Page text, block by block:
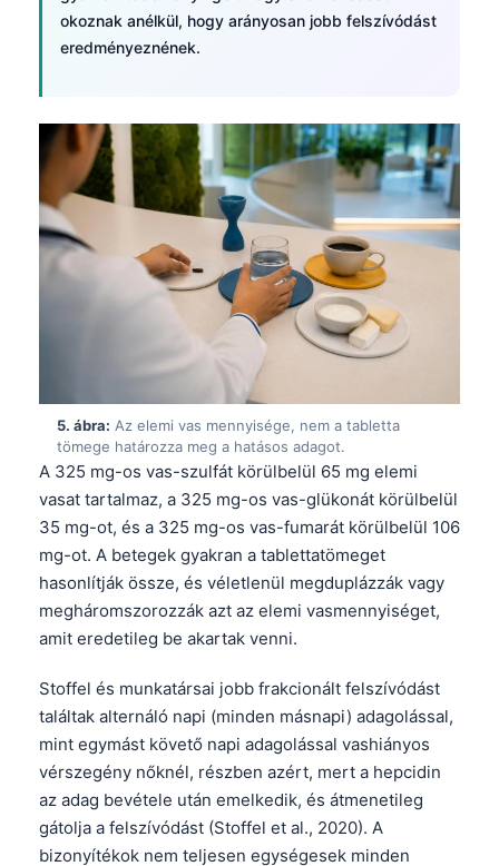
okoznak anélkül, hogy arányosan jobb felszívódást
eredményeznének.
5. ábra: Az elemi vas mennyisége, nem a tabletta
tömege határozza meg a hatásos adagot.
A 325 mg-os vas-szulfát körülbelül 65 mg elemi
vasat tartalmaz, a 325 mg-os vas-glükonát körülbelül
35 mg-ot, és a 325 mg-os vas-fumarát körülbelül 106
mg-ot. A betegek gyakran a tablettatömeget
hasonlítják össze, és véletlenül megduplázzák vagy
megháromszorozzák azt az elemi vasmennyiséget,
amit eredetileg be akartak venni.
Stoffel és munkatársai jobb frakcionált felszívódást
találtak alternáló napi (minden másnapi) adagolással,
mint egymást követő napi adagolással vashiányos
vérszegény nőknél, részben azért, mert a hepcidin
az adag bevétele után emelkedik, és átmenetileg
gátolja a felszívódást (Stoffel et al., 2020). A
bizonyítékok nem teljesen egységesek minden